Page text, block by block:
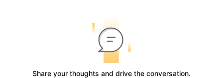
Share your thoughts and drive the conversation.